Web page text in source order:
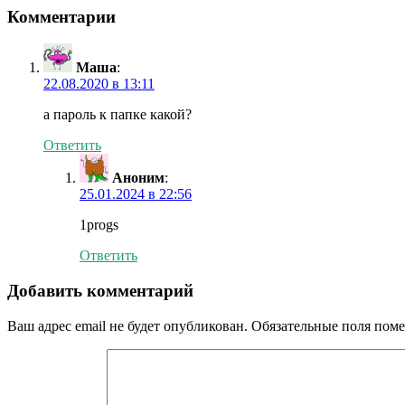
Комментарии
Маша:
22.08.2020 в 13:11
а пароль к папке какой?
Ответить
Аноним:
25.01.2024 в 22:56
1progs
Ответить
Добавить комментарий
Ваш адрес email не будет опубликован. Обязательные поля